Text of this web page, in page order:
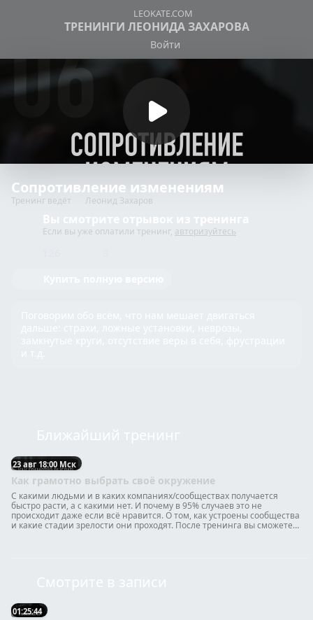
LEOKATE.COM
ТРЕНИНГИ ЛЕОНИДА ЗАХАРОВА
Войти
Сопротивление изменениям
Тренинг ведёт Леонид Захаров
Если вы уже оплатили тренинг, авторизуйтесь
23 авг 18:00 Мск
Как грамотно выбрать своё окружение
С какими людьми и в каких компаниях/сообществах получается
быстро расти, а с какими нет. И почему в 95% случаев это не
происходит даже если всё нравится. О том, как устроены сообщества
и какие стадии зрелости они проходят. После тренинга вы сможете
01:25:44